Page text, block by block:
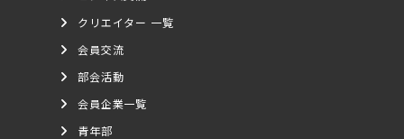
クリエイター 一覧
会員交流
部会活動
会員企業一覧
青年部